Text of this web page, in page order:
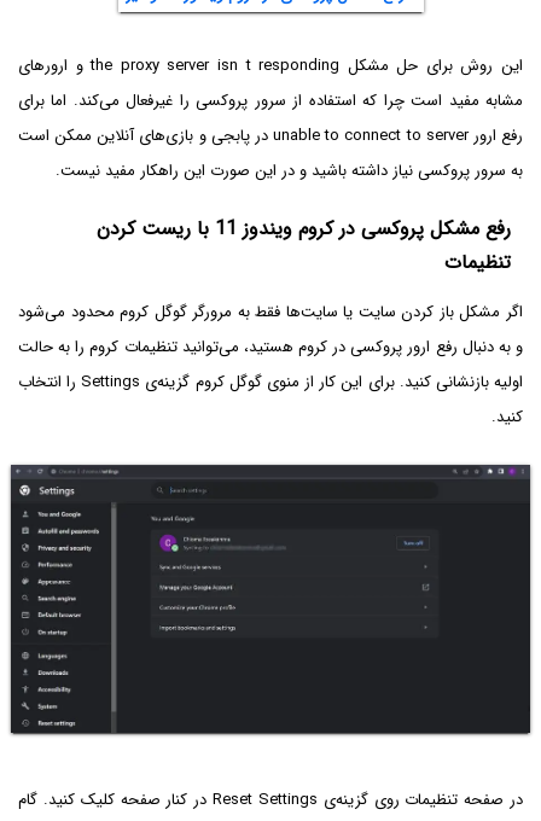
این روش برای حل مشکل the proxy server isn t responding و ارورهای
مشابه مفید است چرا که استفاده از سرور پروکسی را غیرفعال می‌کند. اما برای
رفع ارور unable to connect to server در پابجی و بازی‌های آنلاین ممکن است
به سرور پروکسی نیاز داشته باشید و در این صورت این راهکار مفید نیست.
رفع مشکل پروکسی در کروم ویندوز 11 با ریست کردن
تنظیمات
اگر مشکل باز کردن سایت یا سایت‌ها فقط به مرورگر گوگل کروم محدود می‌شود
و به دنبال رفع ارور پروکسی در کروم هستید، می‌توانید تنظیمات کروم را به حالت
اولیه بازنشانی کنید. برای این کار از منوی گوگل کروم گزینه‌ی Settings را انتخاب
کنید.
در صفحه تنظیمات روی گزینه‌ی Reset Settings در کنار صفحه کلیک کنید. گام